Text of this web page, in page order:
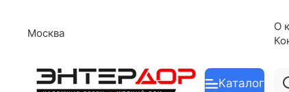
Москва
О
Каталог